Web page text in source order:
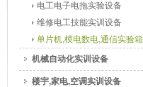
电工电子电拖实验设备
维修电工技能实训设备
单片机,模电数电,通信实验箱
机械自动化实训设备
楼宇,家电,空调实训设备